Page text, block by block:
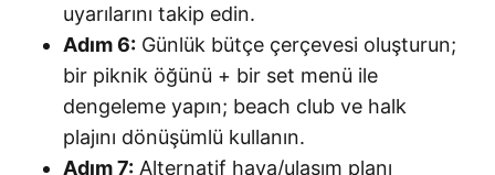
uyarılarını takip edin.
Adım 6: Günlük bütçe çerçevesi oluşturun;
bir piknik öğünü + bir set menü ile
dengeleme yapın; beach club ve halk
plajını dönüşümlü kullanın.
Adım 7: Alternatif hava/ulaşım planı